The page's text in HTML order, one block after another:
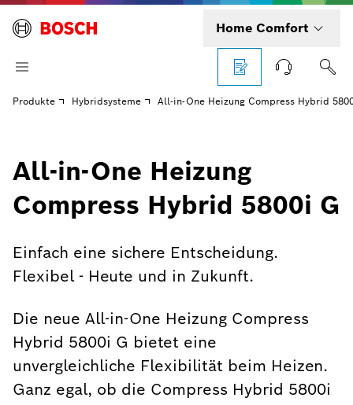
Home Comfort
Produkte Hybridsysteme All-in-One Heizung Compress Hybrid
All-in-One Heizung
Compress Hybrid 5800i G
Einfach eine sichere Entscheidung.
Flexibel - Heute und in Zukunft.
Die neue All-in-One Heizung Compress
Hybrid 5800i G bietet eine
unvergleichliche Flexibilität beim Heizen.
Ganz egal, ob die Compress Hybrid 5800i